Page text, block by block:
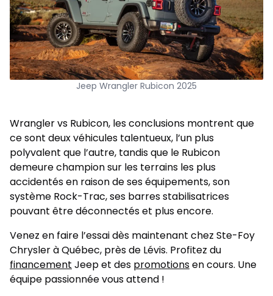
Jeep Wrangler Rubicon 2025
Wrangler vs Rubicon, les conclusions montrent que
ce sont deux véhicules talentueux, l’un plus
polyvalent que l’autre, tandis que le Rubicon
demeure champion sur les terrains les plus
accidentés en raison de ses équipements, son
système Rock-Trac, ses barres stabilisatrices
pouvant être déconnectés et plus encore.
Venez en faire l’essai dès maintenant chez Ste-Foy
Chrysler à Québec, près de Lévis. Profitez du
financement Jeep et des promotionsen cours. Une
équipe passionnée vous attend !